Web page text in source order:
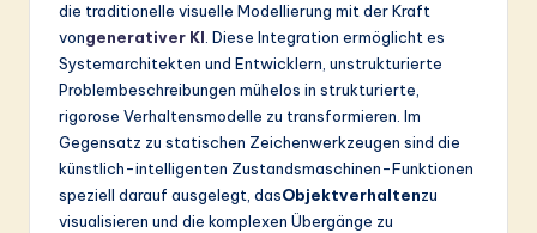
o
ti
o
die traditionelle visuelle Modellierung mit der Kraft
vongenerativer KI. Diese Integration ermöglicht es
Systemarchitekten und Entwicklern, unstrukturierte
Problembeschreibungen mühelos in strukturierte,
rigorose Verhaltensmodelle zu transformieren. Im
Gegensatz zu statischen Zeichenwerkzeugen sind die
künstlich-intelligenten Zustandsmaschinen-Funktionen
speziell darauf ausgelegt, dasObjektverhaltenzu
visualisieren und die komplexen Übergänge zu